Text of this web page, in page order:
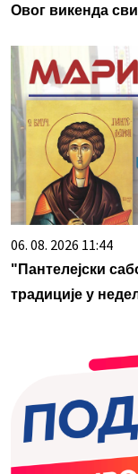
Овог викенда
06. 08. 2026 11:44
"Пантелејски
традиције у